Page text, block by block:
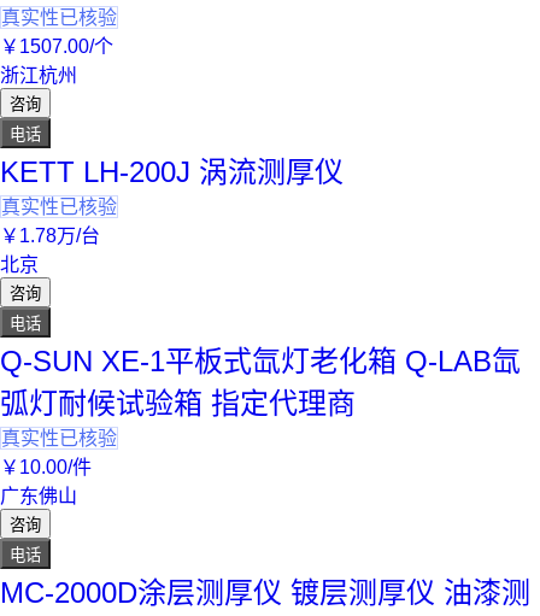
真实性已核验
￥ 1507.00/个
浙江杭州
咨询
电话
KETT LH-200J 涡流测厚仪
真实性已核验
￥ 1.78万/台
北京
咨询
电话
Q-SUN XE-1平板式氙灯老化箱 Q-LAB氙
弧灯耐候试验箱 指定代理商
真实性已核验
￥ 10.00/件
广东佛山
咨询
电话
MC-2000D涂层测厚仪 镀层测厚仪 油漆测